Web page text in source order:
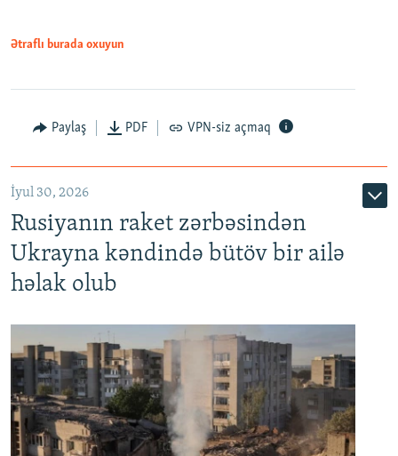
Ətraflı burada oxuyun
Paylaş PDF VPN-siz açmaq
İyul 30, 2026
Rusiyanın raket zərbəsindən
Ukrayna kəndində bütöv bir ailə
həlak olub